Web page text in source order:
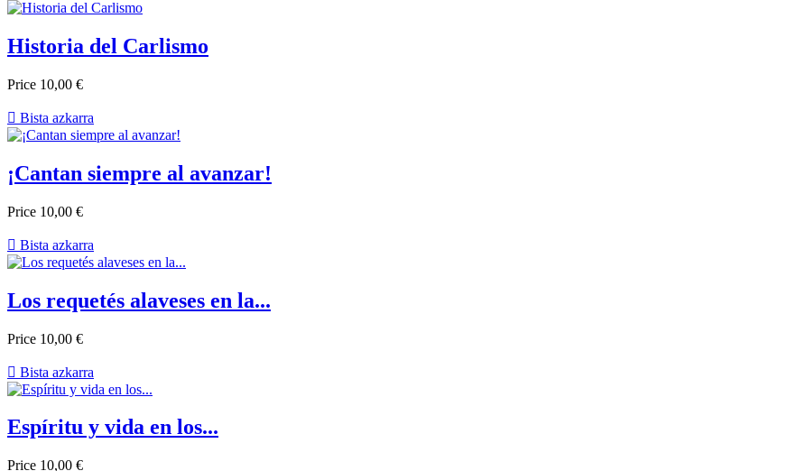
Historia del Carlismo
Price 10,00 €
 Bista azkarra
¡Cantan siempre al avanzar!
Price 10,00 €
 Bista azkarra
Los requetés alaveses en la...
Price 10,00 €
 Bista azkarra
Espíritu y vida en los...
Price 10,00 €